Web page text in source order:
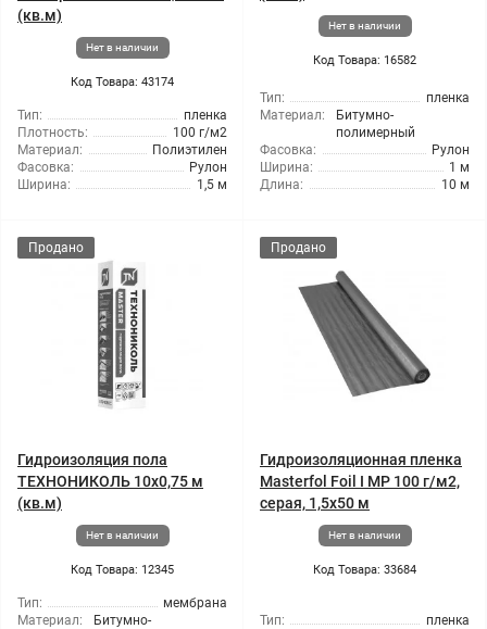
(кв.м)
Нет в наличии
Код Товара: 43174
Тип:
пленка
Плотность:
100 г/м2
Материал:
Полиэтилен
Фасовка:
Рулон
Ширина:
1,5 м
Нет в наличии
Код Товара: 16582
Тип:
пленка
Материал:
Битумно-
полимерный
Фасовка:
Рулон
Ширина:
1 м
Длина:
10 м
Продано
Гидроизоляция пола
ТЕХНОНИКОЛЬ 10x0,75 м
(кв.м)
Нет в наличии
Код Товара: 12345
Тип:
мембрана
Материал:
Битумно-
Продано
Гидроизоляционная пленка
Masterfol Foil I MP 100 г/м2,
серая, 1,5x50 м
Нет в наличии
Код Товара: 33684
Тип:
пленка